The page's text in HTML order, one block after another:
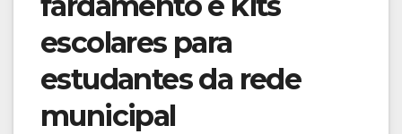
escolares para
estudantes da rede
municipal